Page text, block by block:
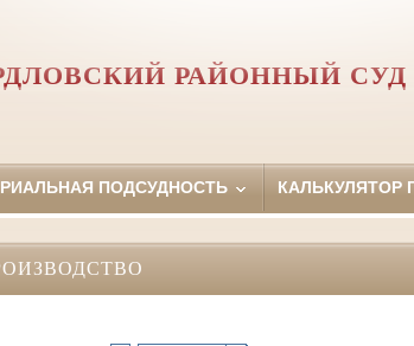
РАЙОННЫЙ
ПОДСУДНОСТЬ